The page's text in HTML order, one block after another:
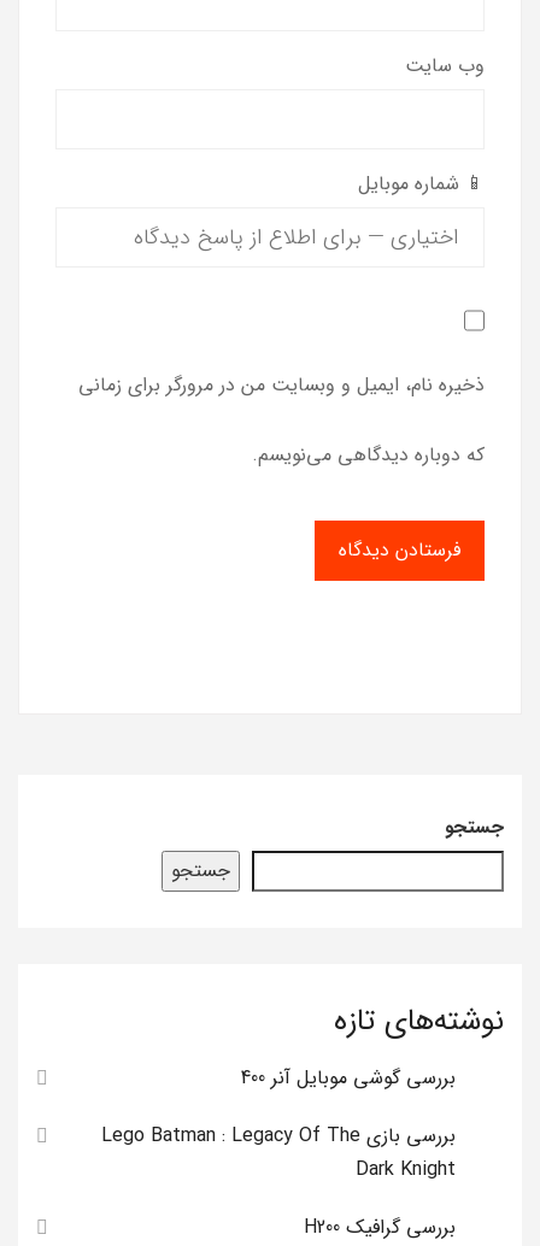
وب‌ سایت
📱 شماره موبایل
ذخیره نام، ایمیل و وبسایت من در مرورگر برای زمانی
که دوباره دیدگاهی می‌نویسم.
جستجو
جستجو
نوشته‌های تازه
بررسی گوشی موبایل آنر 400
بررسی بازی Lego Batman : Legacy Of The
Dark Knight
بررسی گرافیک H200